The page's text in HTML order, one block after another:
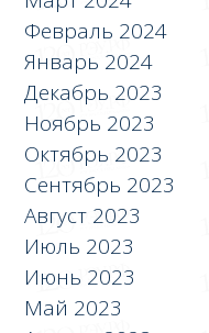
Февраль 2024
Январь 2024
Декабрь 2023
Ноябрь 2023
Октябрь 2023
Сентябрь 2023
Август 2023
Июль 2023
Июнь 2023
Май 2023